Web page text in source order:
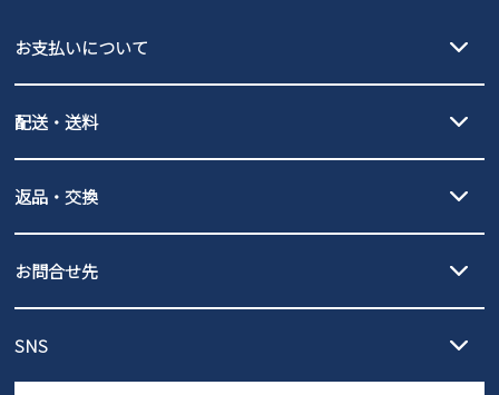
お支払いについて
PayPay（オンライン決済）、代金引換のご利用が可能です。
配送・送料
北海道・本州・四国・九州…550円
3,980円（税込）以上お買い上げで送料無料
ご利用ください。
全国一律…220円（税込）
発送日・送料詳細についてはご利用ガイドを
ご利用ください。
返品・交換
の片道無料サービスを実施中！
ントとしても安心してご利用いただけるよう、サイズ交換の受付期
お問合せ先
営業時間：11時～17時
SNS